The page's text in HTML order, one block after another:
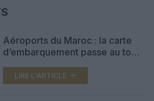
Aéroports du Maroc : la carte
d’embarquement passe au tout
LIRE L'ARTICLE